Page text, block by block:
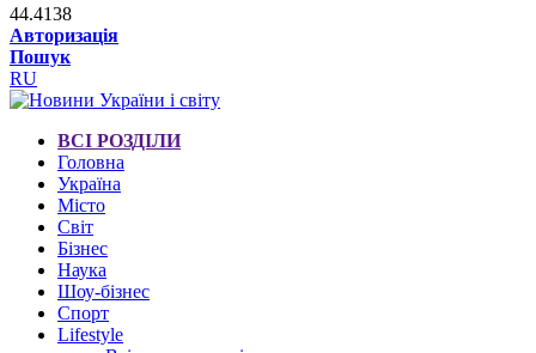
44.4138
Авторизація
Пошук
RU
ВСІ РОЗДІЛИ
Головна
Україна
Місто
Світ
Бізнес
Наука
Шоу-бізнес
Спорт
Lifestyle